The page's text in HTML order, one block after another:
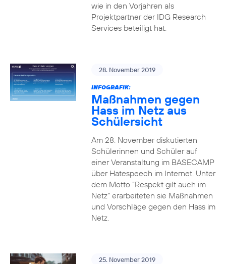
wie in den Vorjahren als
Projektpartner der IDG Research
Services beteiligt hat.
28. November 2019
INFOGRAFIK:
Maßnahmen gegen
Hass im Netz aus
Schülersicht
Am 28. November diskutierten
Schülerinnen und Schüler auf
einer Veranstaltung im BASECAMP
über Hatespeech im Internet. Unter
dem Motto “Respekt gilt auch im
Netz” erarbeiteten sie Maßnahmen
und Vorschläge gegen den Hass im
Netz.
25. November 2019